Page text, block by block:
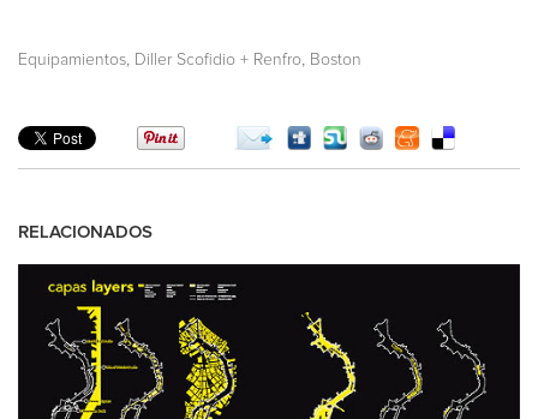
Equipamientos, Diller Scofidio + Renfro, Boston
RELACIONADOS